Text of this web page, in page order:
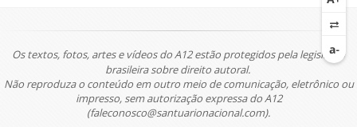
Os textos, fotos, artes e vídeos do A12 estão protegidos pela legislação
brasileira sobre direito autoral.
Não reproduza o conteúdo em outro meio de comunicação, eletrônico ou
impresso, sem autorização expressa do A12
(faleconosco@santuarionacional.com).